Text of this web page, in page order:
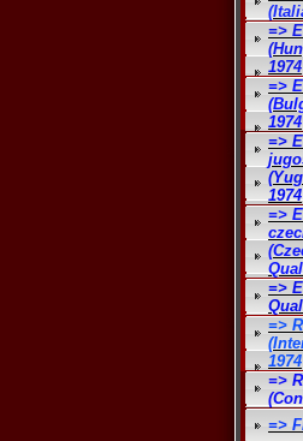
=>
1974
=>
1974
=>
1974
=>
=>
=>
1974
=>
=>